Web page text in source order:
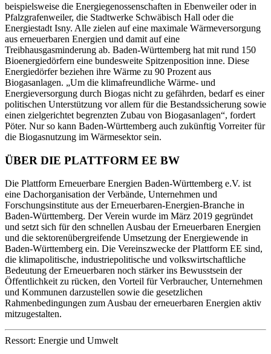
beispielsweise die Energiegenossenschaften in Ebenweiler oder in
Pfalzgrafenweiler, die Stadtwerke Schwäbisch Hall oder die
Energiestadt Isny. Alle zielen auf eine maximale Wärmeversorgung
aus erneuerbaren Energien und damit auf eine
Treibhausgasminderung ab. Baden-Württemberg hat mit rund 150
Bioenergiedörfern eine bundesweite Spitzenposition inne. Diese
Energiedörfer beziehen ihre Wärme zu 90 Prozent aus
Biogasanlagen. „Um die klimafreundliche Wärme- und
Energieversorgung durch Biogas nicht zu gefährden, bedarf es einer
politischen Unterstützung vor allem für die Bestandssicherung sowie
einen zielgerichtet begrenzten Zubau von Biogasanlagen“, fordert
Pöter. Nur so kann Baden-Württemberg auch zukünftig Vorreiter für
die Biogasnutzung im Wärmesektor sein.
ÜBER DIE PLATTFORM EE BW
Die Plattform Erneuerbare Energien Baden-Württemberg e.V. ist
eine Dachorganisation der Verbände, Unternehmen und
Forschungsinstitute aus der Erneuerbaren-Energien-Branche in
Baden-Württemberg. Der Verein wurde im März 2019 gegründet
und setzt sich für den schnellen Ausbau der Erneuerbaren Energien
und die sektorenübergreifende Umsetzung der Energiewende in
Baden-Württemberg ein. Die Vereinszwecke der Plattform EE sind,
die klimapolitische, industriepolitische und volkswirtschaftliche
Bedeutung der Erneuerbaren noch stärker ins Bewusstsein der
Öffentlichkeit zu rücken, den Vorteil für Verbraucher, Unternehmen
und Kommunen darzustellen sowie die gesetzlichen
Rahmenbedingungen zum Ausbau der erneuerbaren Energien aktiv
mitzugestalten.
Ressort: Energie und Umwelt